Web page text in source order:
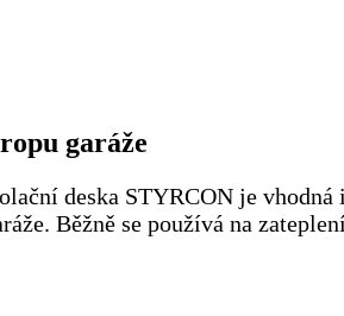
garáže
deska STYRCON je vhodná
Běžně se používá na